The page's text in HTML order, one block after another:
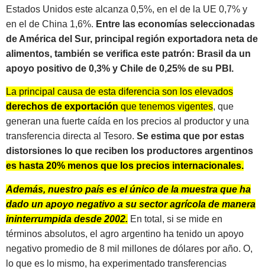
Estados Unidos este alcanza 0,5%, en el de la UE 0,7% y
en el de China 1,6%. Entre las economías seleccionadas
de América del Sur, principal región exportadora neta de
alimentos, también se verifica este patrón: Brasil da un
apoyo positivo de 0,3% y Chile de 0,25% de su PBI.
La principal causa de esta diferencia son los elevados
derechos de exportación que tenemos vigentes, que
generan una fuerte caída en los precios al productor y una
transferencia directa al Tesoro. Se estima que por estas
distorsiones lo que reciben los productores argentinos
es hasta 20% menos que los precios internacionales.
Además, nuestro país es el único de la muestra que ha
dado un apoyo negativo a su sector agrícola de manera
ininterrumpida desde 2002. En total, si se mide en
términos absolutos, el agro argentino ha tenido un apoyo
negativo promedio de 8 mil millones de dólares por año. O,
lo que es lo mismo, ha experimentado transferencias